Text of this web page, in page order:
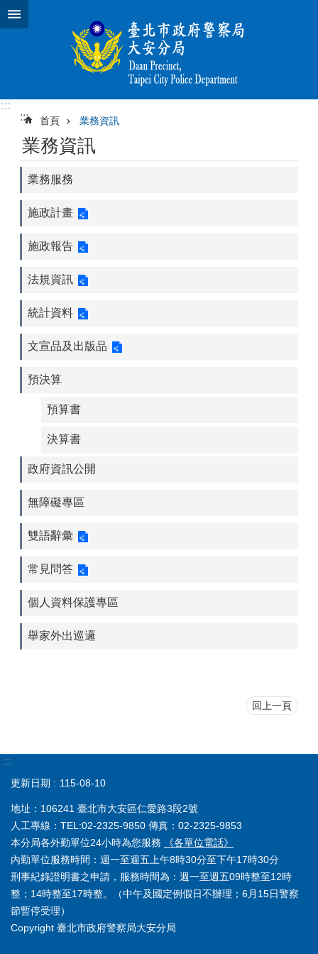
跳到主要內容區塊
:::
:::
首頁 業務資訊
業務資訊
業務服務
施政計畫
施政報告
法規資訊
統計資料
文宣品及出版品
預決算
預算書
決算書
政府資訊公開
無障礙專區
雙語辭彙
常見問答
個人資料保護專區
舉家外出巡邏
回上一頁
:::
更新日期 115-08-10
地址：106241 臺北市大安區仁愛路3段2號
人工專線：TEL:02-2325-9850 傳真：02-2325-9853
本分局各外勤單位24小時為您服務
《各單位電話》
內勤單位服務時間：週一至週五上午8時30分至下午17時30分
刑事紀錄證明書之申請，服務時間為：週一至週五09時整至12時
整；14時整至17時整。（中午及國定例假日不辦理；6月15日警察
節暫停受理）
Copyright 臺北市政府警察局大安分局